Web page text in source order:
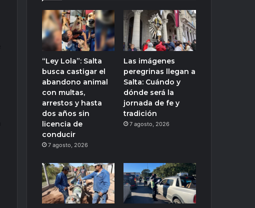
“Ley Lola”: Salta
busca castigar el
abandono animal
con multas,
arrestos y hasta
dos años sin
licencia de
conducir
7 agosto, 2026
Las imágenes
peregrinas llegan a
Salta: Cuándo y
dónde será la
jornada de fe y
tradición
7 agosto, 2026